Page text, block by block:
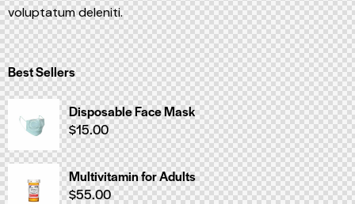
voluptatum deleniti.
Best Sellers
Disposable Face Mask
$15.00
Multivitamin for Adults
$55.00